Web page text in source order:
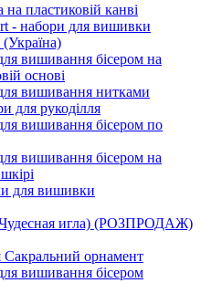
пластиковій канві
- набори для вишивки
(Україна)
вишивання бісером на
основі
вишивання нитками
для рукоділля
вишивання бісером по
вишивання бісером на
для вишивки
игла) (РОЗПРОДАЖ)
Сакральний орнамент
вишивання бісером